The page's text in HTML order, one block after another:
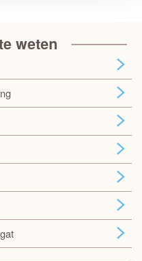
weten